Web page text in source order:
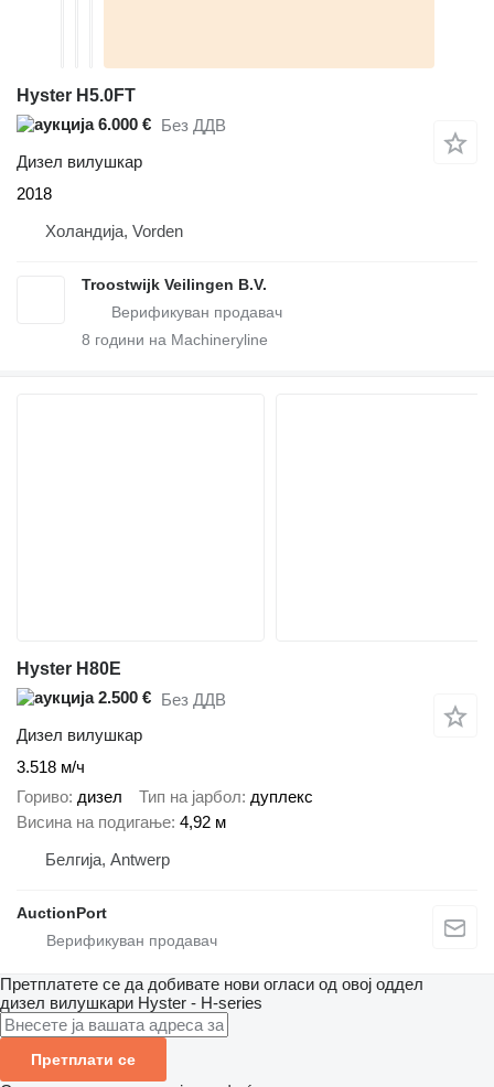
Hyster H5.0FT
6.000 €
Без ДДВ
Дизел вилушкар
2018
Холандија, Vorden
Troostwijk Veilingen B.V.
8 години на Machineryline
Hyster H80E
2.500 € Без ДДВ
Дизел вилушкар
3.518 м/ч
Гориво дизел Тип на јарбол дуплекс
Висина на подигање 4,92 м
Белгија, Antwerp
AuctionPort
Претплатете се да добивате нови огласи од овој оддел
дизел вилушкари Hyster - H-series
Претплати се